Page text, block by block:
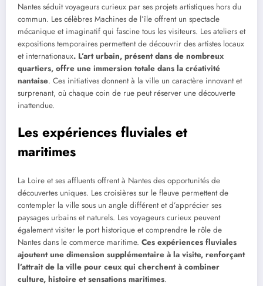
Nantes séduit voyageurs curieux par ses projets artistiques hors du
commun. Les célèbres Machines de l’île offrent un spectacle
mécanique et imaginatif qui fascine tous les visiteurs. Les ateliers et
expositions temporaires permettent de découvrir des artistes locaux
et internationaux. L’art urbain, présent dans de nombreux
quartiers, offre une immersion totale dans la créativité
nantaise. Ces initiatives donnent à la ville un caractère innovant et
surprenant, où chaque coin de rue peut réserver une découverte
inattendue.
Les expériences fluviales et
maritimes
La Loire et ses affluents offrent à Nantes des opportunités de
découvertes uniques. Les croisières sur le fleuve permettent de
contempler la ville sous un angle différent et d’apprécier ses
paysages urbains et naturels. Les voyageurs curieux peuvent
également visiter le port historique et comprendre le rôle de
Nantes dans le commerce maritime. Ces expériences fluviales
ajoutent une dimension supplémentaire à la visite, renforçant
l’attrait de la ville pour ceux qui cherchent à combiner
culture, histoire et sensations maritimes.